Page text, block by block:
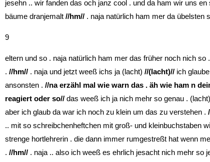
jesehn .. wir fanden das och janz cool . und da ham wir uns
bäume dranjemalt //hm// . naja natürlich ham mer da übelsten
9
eltern und so . naja natürlich ham mer das früher noch nich so
. //hm// . naja und jetzt weeß ichs ja (lacht) //(lacht)// ich
ansonsten . //na erzähl mal wie warn das . äh wie ham n
reagiert oder so// das weeß ich ja nich mehr so genau .
aber ich glaub da war ich noch zu klein um das zu verstehen .
.. mit so schreibchenheftchen mit groß- und kleinbuchstaben
strenge hortlehrerin . die dann immer rumgestreßt hat wenn
. //hm// . naja .. also ich weeß es ehrlich jesacht nich mehr so